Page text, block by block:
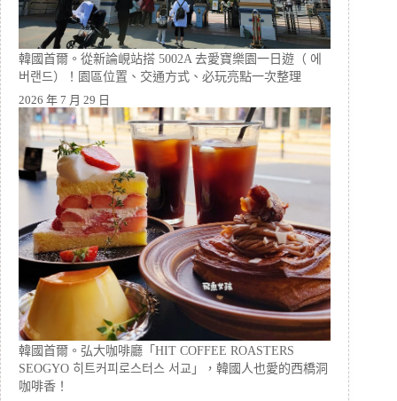
韓國首爾。從新論峴站搭 5002A 去愛寶樂園一日遊（ 에
버랜드）！園區位置、交通方式、必玩亮點一次整理
2026 年 7 月 29 日
韓國首爾。弘大咖啡廳「HIT COFFEE ROASTERS
SEOGYO 히트커피로스터스 서교」，韓國人也愛的西橋洞
咖啡香！